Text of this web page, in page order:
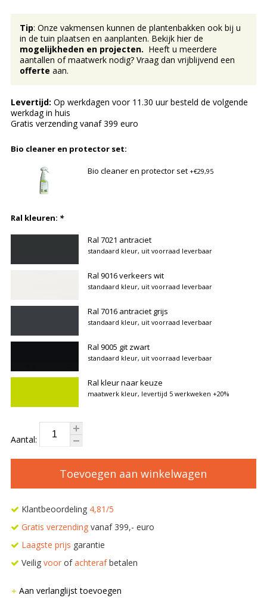
Tip: Onze vakmensen kunnen de plantenbakken ook bij u
in de tuin plaatsen en aanplanten. Bekijk hier de
mogelijkheden en projecten. Heeft u meerdere
aantallen of maatwerk nodig? Vraag dan vrijblijvend een
offerte aan.
Levertijd: Op werkdagen voor 11.30 uur besteld de volgende
werkdag in huis
Gratis verzending vanaf 399 euro
Bio cleaner en protector set:
Bio cleaner en protector set +€29,95
Ral kleuren: *
Ral 7021 antraciet
standaard kleur, uit voorraad leverbaar
Ral 9016 verkeers wit
standaard kleur, uit voorraad leverbaar
Ral 7016 antraciet grijs
standaard kleur, uit voorraad leverbaar
Ral 9005 git zwart
standaard kleur, uit voorraad leverbaar
Ral kleur naar keuze
maatwerk kleur, levertijd 5 werkweken +20%
Aantal:
Toevoegen aan winkelwagen
Klantbeoordeling 4,81/5
Gratis verzendingvanaf 399,- euro
Laagste prijs garantie
Veilig voorofachterafbetalen
Aan verlanglijst toevoegen